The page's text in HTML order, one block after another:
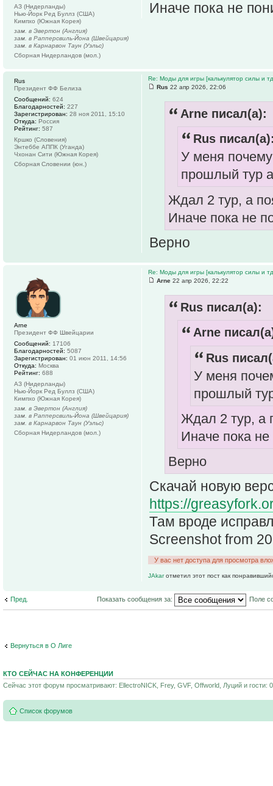
Иначе пока не
АЗ (Нидерланды)
Нью-Йорк Ред Буллз (США)
Кимпхо (Южная Корея)
зам. в Эвертон (Англия)
зам. в Рапперсвиль-Йона (Швейцария)
зам. в Карнарвон Таун (Уэльс)
Сборная Нидерландов (мол.)
Re: Моды для игры [калькулятор силы и
Rus 22 апр 2026, 22:06
Arne писал(а):
Rus
У меня
прошлый тур
Ждал 2 тур, а
Иначе пока не
Верно
Rus
Президент ФФ Белиза
Сообщений: 624
Благодарностей: 227
Зарегистрирован: 28 ноя 2011, 15:10
Откуда: Россия
Рейтинг: 587
Кршко (Словения)
Энтеббе АППК (Уганда)
Чхонан Сити (Южная Корея)
Сборная Словении (юн.)
Re: Моды для игры [калькулятор силы и
Arne 22 апр 2026, 22:22
Rus писал(а):
Arne
Rus
У меня
прошлый
Ждал 2 тур, а
Иначе пока
Верно
Скачай новую
https://
Там вроде
Screenshot from
У вас нет доступа для просмотра
JAkarотметил этот пост как
Arne
Президент ФФ Швейцарии
Сообщений: 17106
Благодарностей: 5087
Зарегистрирован: 01 июн 2011, 14:56
Откуда: Москва
Рейтинг: 688
АЗ (Нидерланды)
Нью-Йорк Ред Буллз (США)
Кимпхо (Южная Корея)
зам. в Эвертон (Англия)
зам. в Рапперсвиль-Йона (Швейцария)
зам. в Карнарвон Таун (Уэльс)
Сборная Нидерландов (мол.)
Пред. Показать сообщения за: Поле
Вернуться в О Лиге
КТО СЕЙЧАС НА КОНФЕРЕНЦИИ
Сейчас этот форум просматривают: EllectroNICK, Frey, GVF, Offworld, Луций и гости: 0
Список форумов